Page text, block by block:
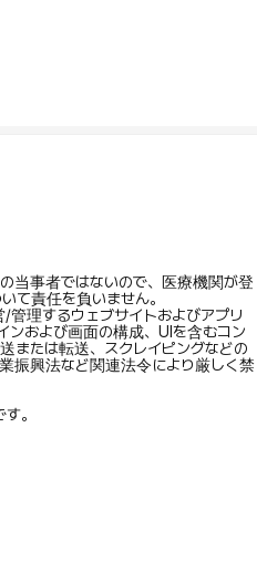
当事者ではないので、医療機関が登
て責任を負いません。
理するウェブサイトおよびアプリ
および画面の構成、UIを含むコン
または転送、スクレイピングなどの
振興法など関連法令により厳しく禁
。